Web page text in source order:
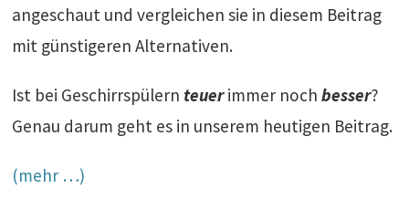
angeschaut und vergleichen sie in diesem Beitrag
mit günstigeren Alternativen.
Ist bei Geschirrspülern teuerimmer nochbesser?
Genau darum geht es in unserem heutigen Beitrag.
(mehr …)